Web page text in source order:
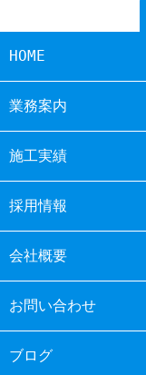
HOME
業務案内
施工実績
採用情報
会社概要
お問い合わせ
ブログ